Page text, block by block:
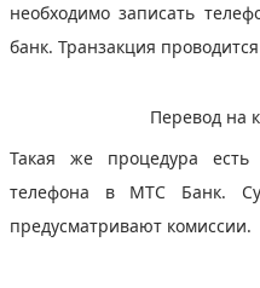
необходимо записать
банк. Транзакция
Перевод на
Такая же процедура
телефона в МТС Банк.
предусматривают комиссии.